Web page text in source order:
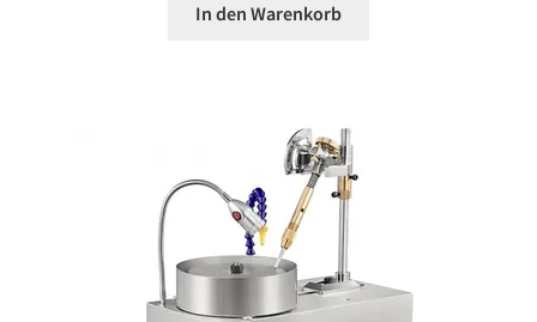
In den Warenkorb